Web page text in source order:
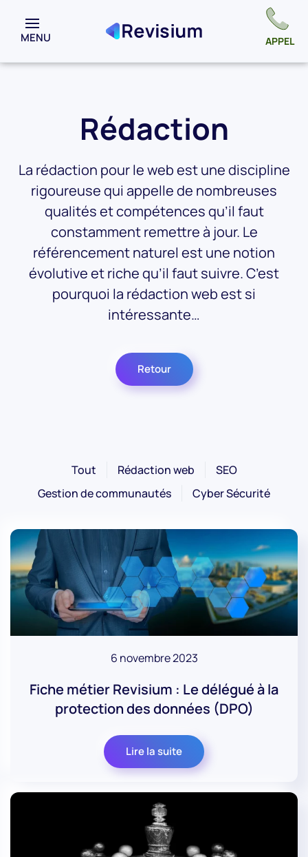
MENU APPEL
Rédaction
La rédaction pour le web est une discipline
rigoureuse qui appelle de nombreuses
qualités et compétences qu’il faut
constamment remettre à jour. Le
référencement naturel est une notion
évolutive et riche qu’il faut suivre. C’est
pourquoi la rédaction web est si
intéressante…
Retour
Tout Rédaction web
SEO
Gestion de communautés
Cyber Sécurité
6 novembre 2023
Fiche métier Revisium : Le délégué à la
protection des données (DPO)
Lire la suite